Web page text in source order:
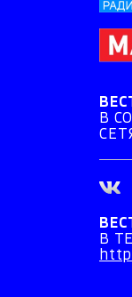
В
В